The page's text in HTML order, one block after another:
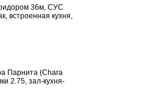
36м, СУС
встроенная кухня,
Парнита (Chara
2.75, зал-кухня-